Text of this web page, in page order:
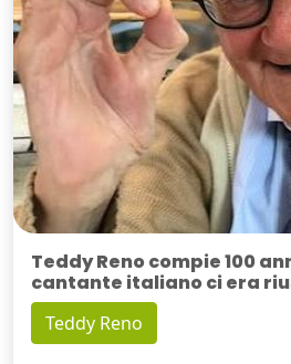
Teddy Reno compie 100
cantante italiano ci era
Teddy Reno